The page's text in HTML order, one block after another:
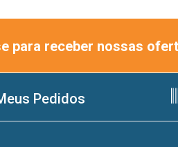
para receber nossas
Pedidos